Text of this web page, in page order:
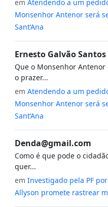
em Atendendo a um
Monsenhor Antenor será
Sant’Ana
Ernesto Galvão Santos
Que o Monsenhor Antenor
o prazer...
em Atendendo a um
Monsenhor Antenor será
Sant’Ana
Denda@gmail.com
Como é que pode o
quer...
em Investigado pela PF
Allyson promete rastrear